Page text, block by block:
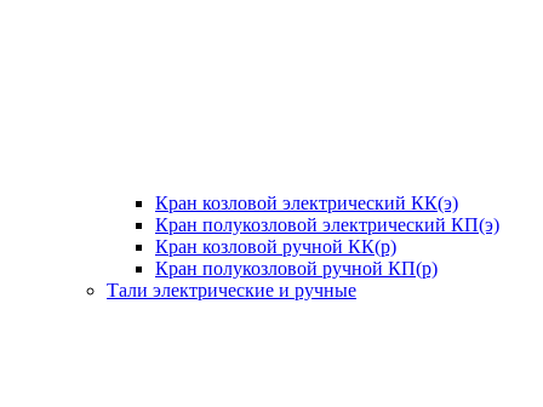
Кран козловой электрический КК(э)
Кран полукозловой электрический КП(э)
Кран козловой ручной КК(р)
Кран полукозловой ручной КП(р)
Тали электрические и ручные